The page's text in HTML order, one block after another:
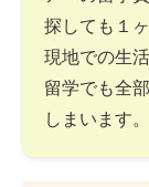
探しても１
現地での生
留学でも全
しまいます。